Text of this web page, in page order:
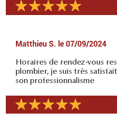
Matthieu S. le 07/09/2024
Horaires de rendez-vous
plombier, je suis très
son professionnalisme